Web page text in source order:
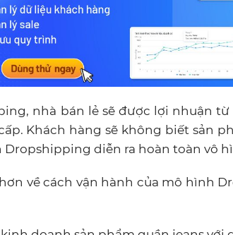
nhà bán lẻ sẽ được lợi nhuận
Khách hàng sẽ không biết sản
Dropshipping diễn ra hoàn toàn vô
về cách vận hành của mô hình